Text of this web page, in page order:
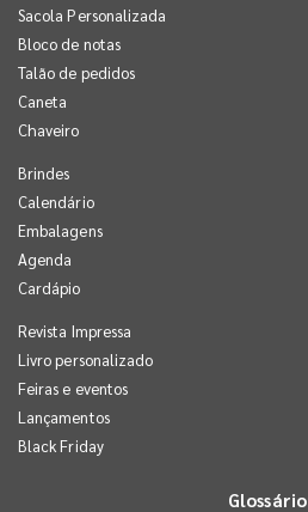
Sacola Personalizada
Bloco de notas
Talão de pedidos
Caneta
Chaveiro
Brindes
Calendário
Embalagens
Agenda
Cardápio
Revista Impressa
Livro personalizado
Feiras e eventos
Lançamentos
Black Friday
Glossário